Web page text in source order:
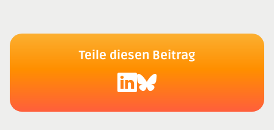
Teile diesen Beitrag